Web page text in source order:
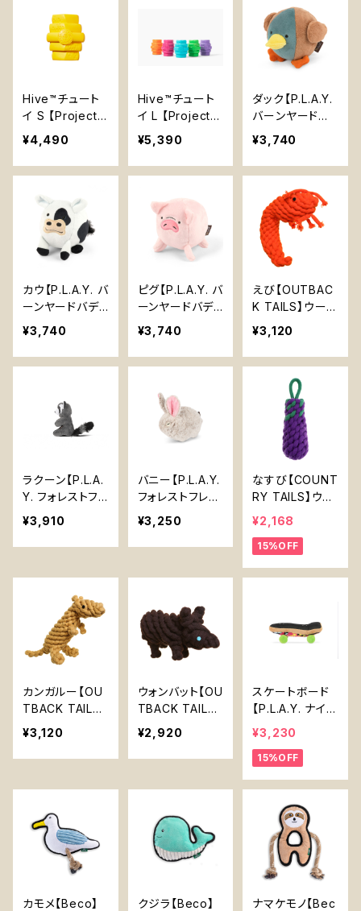
Hive™チュート
イ S 【Project
Hive】知育玩具
浮く 丈夫 無臭
¥4,490
Hive™チュート
イ L 【Project H
ive】知育玩具
浮く 香り付き 丈
夫
¥5,390
ダック【P.L.A.Y.
バーンヤードバ
ディーズシリー
ズ】犬用おもちゃ
ぶたちゃん ピー
楽しめる
¥3,740
カウ【P.L.A.Y. バ
ーンヤードバデ
ィーズシリーズ】
犬用おもちゃ ぶ
たちゃん ピーピ
¥3,740
ピグ【P.L.A.Y. バ
ーンヤードバデ
ィーズシリーズ】
犬用おもちゃ ぶ
たちゃん ピーピ
しめる
¥3,740
えび【OUTBAC
K TAILS】ウール
ロープ チュート
イ 嚙むおもちゃ
ペットボトル入り
野菜染め 犬
¥3,120
ラクーン【P.L.A.
Y. フォレストフ
レンズ】犬用おも
ちゃ 動物 森 ス
クィーカー入り
¥3,910
バニー【P.L.A.Y.
フォレストフレン
ズ】犬用おもちゃ
動物 森 特大ス
クィーカー入り
¥3,250
なすび【COUNT
RY TAILS】ウー
ルロープ チュー
トイ 嚙むおもち
ゃ ペットボトル
素材 野菜染め
¥2,168
15%OFF
カンガルー【OU
TBACK TAILS】
ウールロープ チ
ュートイ 嚙むお
もちゃ ペットボ
天然素材 野菜
染め 犬
¥3,120
ウォンバット【OU
TBACK TAILS】
ウールロープ チ
ュートイ 嚙むお
もちゃ ペットボ
天然素材 野菜
¥2,920
スケートボード
【P.L.A.Y. ナイン
ティーズクラシッ
ク】犬用おもちゃ
90s 90年代 ヴ
¥3,230
15%OFF
カモメ【Beco】
クジラ【Beco】
ナマケモノ【Bec